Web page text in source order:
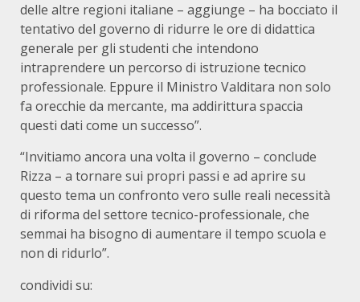
delle altre regioni italiane – aggiunge – ha bocciato il
tentativo del governo di ridurre le ore di didattica
generale per gli studenti che intendono
intraprendere un percorso di istruzione tecnico
professionale. Eppure il Ministro Valditara non solo
fa orecchie da mercante, ma addirittura spaccia
questi dati come un successo”.
“Invitiamo ancora una volta il governo – conclude
Rizza – a tornare sui propri passi e ad aprire su
questo tema un confronto vero sulle reali necessità
di riforma del settore tecnico-professionale, che
semmai ha bisogno di aumentare il tempo scuola e
non di ridurlo”.
condividi su: